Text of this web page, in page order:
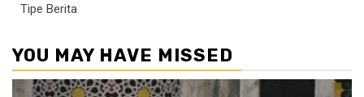
Tipe Berita
YOU MAY HAVE MISSED